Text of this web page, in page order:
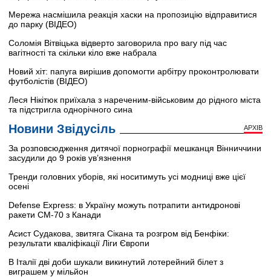
Мережа насмішила реакція хаски на пропозицію відправитися
до парку (ВІДЕО)
Соломія Вітвіцька відверто заговорила про вагу під час
вагітності та скільки кіло вже набрала
Новий хіт: папуга вирішив допомогти арбітру проконтролювати
футболістів (ВІДЕО)
Леся Нікітюк приїхала з нареченим-військовим до рідного міста
та підстригла однорічного сина
Новини Звідусіль АРХІВ
За розповсюдження дитячої порнографії мешканця Вінниччини
засудили до 9 років ув’язнення
Тренди головних уборів, які носитимуть усі модниці вже цієї
осені
Defense Express: в Україну можуть потрапити антидронові
ракети CM-70 з Канади
Асист Судакова, звитяга Сікана та розгром від Бенфіки:
результати кваліфікації Ліги Європи
В Італії дві доби шукали викинутий лотерейний білет з
виграшем у мільйон